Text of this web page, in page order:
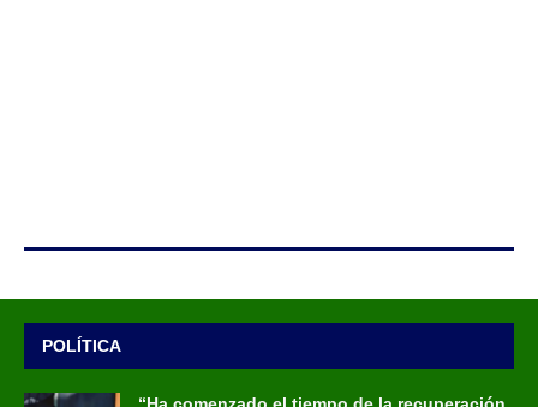
POLÍTICA
“Ha comenzado el tiempo de la recuperación